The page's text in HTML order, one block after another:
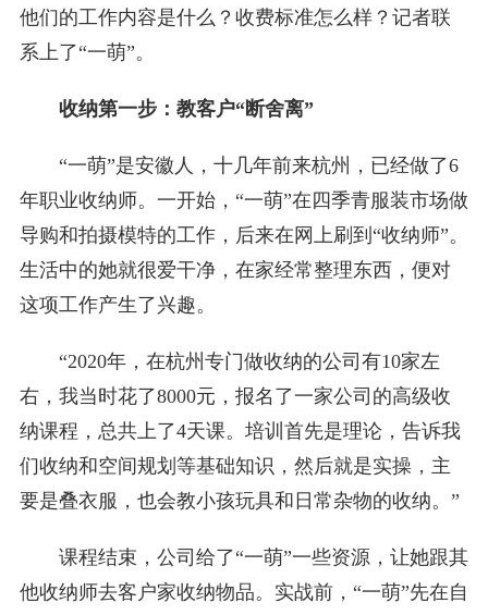
他们的工作内容是什么？收费标准怎么样？记者联
系上了“一萌”。
收纳第一步：教客户“断舍离”
“一萌”是安徽人，十几年前来杭州，已经做了6
年职业收纳师。一开始，“一萌”在四季青服装市场做
导购和拍摄模特的工作，后来在网上刷到“收纳师”。
生活中的她就很爱干净，在家经常整理东西，便对
这项工作产生了兴趣。
“2020年，在杭州专门做收纳的公司有10家左
右，我当时花了8000元，报名了一家公司的高级收
纳课程，总共上了4天课。培训首先是理论，告诉我
们收纳和空间规划等基础知识，然后就是实操，主
要是叠衣服，也会教小孩玩具和日常杂物的收纳。”
课程结束，公司给了“一萌”一些资源，让她跟其
他收纳师去客户家收纳物品。实战前，“一萌”先在自